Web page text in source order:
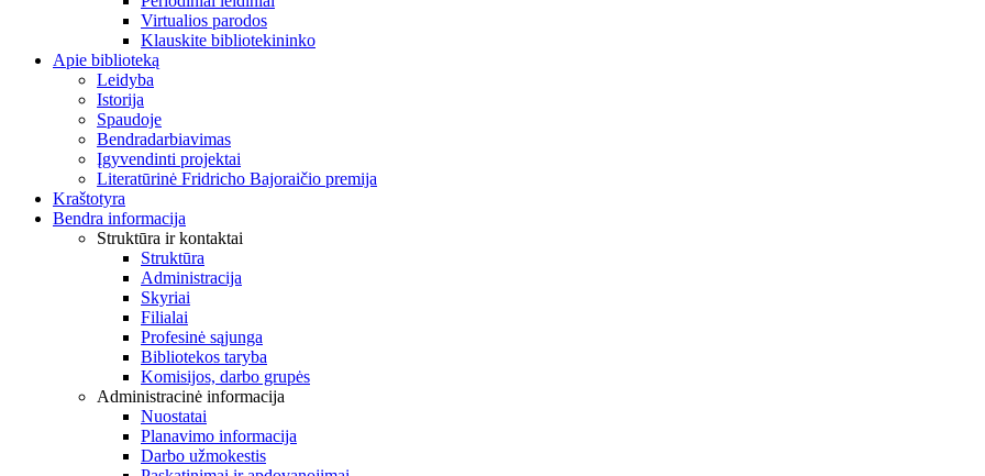
Virtualios parodos
Klauskite bibliotekininko
Apie biblioteką
Leidyba
Istorija
Spaudoje
Bendradarbiavimas
Įgyvendinti projektai
Literatūrinė Fridricho Bajoraičio premija
Kraštotyra
Bendra informacija
Struktūra ir kontaktai
Struktūra
Administracija
Skyriai
Filialai
Profesinė sąjunga
Bibliotekos taryba
Komisijos, darbo grupės
Administracinė informacija
Nuostatai
Planavimo informacija
Darbo užmokestis